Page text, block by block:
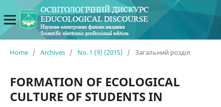
Home / Archives / No. 1 (9) (2015) / Загальний розділ
FORMATION OF ECOLOGICAL
CULTURE OF STUDENTS IN